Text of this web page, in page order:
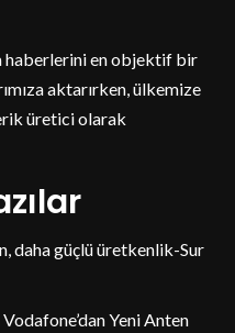
haberlerini en objektif bir
aktarırken, ülkemize
üretici olarak
daha güçlü üretkenlik-Sur
Yeni Anten